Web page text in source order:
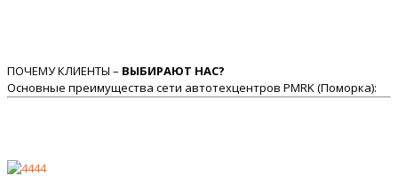
ПОЧЕМУ КЛИЕНТЫ – ВЫБИРАЮТ НАС?
Основные преимущества сети автотехцентров PMRK (Поморка):